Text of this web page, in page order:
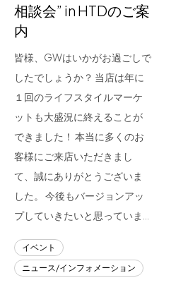
フラッグシップストア
熊本店
Arv
相談会” in HTDのご案
内
皆様、GWはいかがお過ごしで
したでしょうか？ 当店は年に
１回のライフスタイルマーケ
ットも大盛況に終えることが
できました！ 本当に多くのお
客様にご来店いただきまし
て、誠にありがとうございま
した。 今後もバージョンアッ
プしていきたいと思っていま…
イベント
ニュース/インフォメーション